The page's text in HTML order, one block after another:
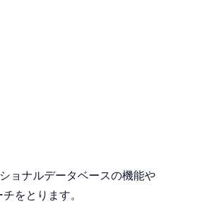
ョナルデータベースの機能や
をとります。